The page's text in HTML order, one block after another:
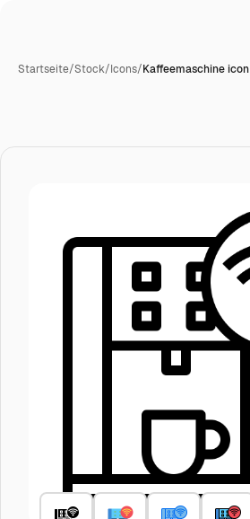
Startseite/Stock/Icons/Kaffeemaschine icon